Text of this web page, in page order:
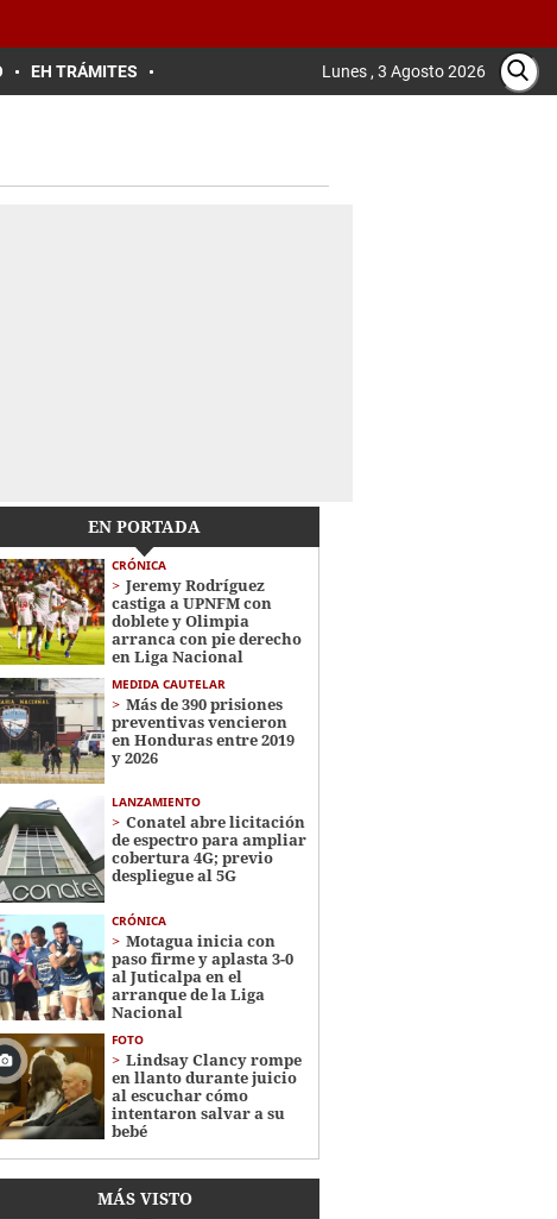
EH TRÁMITES Lunes , 3 Agosto 2026
EN PORTADA
CRÓNICA
Jeremy Rodríguez
castiga a UPNFM con
doblete y Olimpia
arranca con pie derecho
en Liga Nacional
MEDIDA CAUTELAR
Más de 390 prisiones
preventivas vencieron
en Honduras entre 2019
y 2026
LANZAMIENTO
Conatel abre licitación
de espectro para ampliar
cobertura 4G; previo
despliegue al 5G
CRÓNICA
Motagua inicia con
paso firme y aplasta 3-0
al Juticalpa en el
arranque de la Liga
Nacional
FOTO
Lindsay Clancy rompe
en llanto durante juicio
al escuchar cómo
intentaron salvar a su
bebé
MÁS VISTO